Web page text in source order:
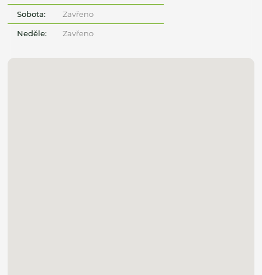
Sobota: Zavřeno
Neděle: Zavřeno